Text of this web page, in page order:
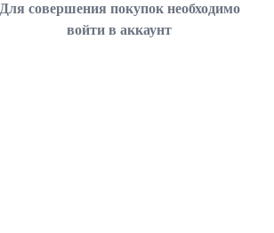
Для совершения покупок необходимо
войти в аккаунт